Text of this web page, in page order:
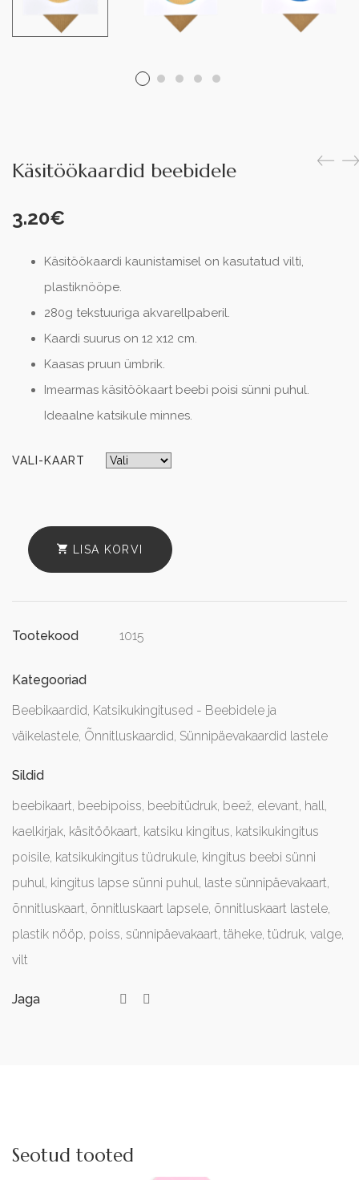
Käsitöökaardid beebidele
3.20€
Käsitöökaardi kaunistamisel on kasutatud vilti,
plastiknööpe.
280g tekstuuriga akvarellpaberil.
Kaardi suurus on 12 x12 cm.
Kaasas pruun ümbrik.
Imearmas käsitöökaart beebi poisi sünni puhul.
Ideaalne katsikule minnes.
VALI-KAART
LISA KORVI
Tootekood 1015
Kategooriad
Beebikaardid, Katsikukingitused - Beebidele ja
väikelastele, Õnnitluskaardid, Sünnipäevakaardid lastele
Sildid
beebikaart, beebipoiss, beebitüdruk, beež, elevant, hall,
kaelkirjak, käsitöökaart, katsiku kingitus, katsikukingitus
poisile, katsikukingitus tüdrukule, kingitus beebi sünni
puhul, kingitus lapse sünni puhul, laste sünnipäevakaart,
õnnitluskaart, õnnitluskaart lapsele, õnnitluskaart lastele,
plastik nööp, poiss, sünnipäevakaart, täheke, tüdruk, valge,
vilt
Jaga
Seotud tooted